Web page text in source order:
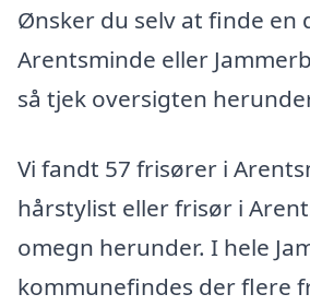
Ønsker du selv at finde en
Arentsminde eller
så tjek oversigten
Vi fandt 57 frisører i
hårstylist eller frisør i
omegn herunder. I hele
kommunefindes der flere